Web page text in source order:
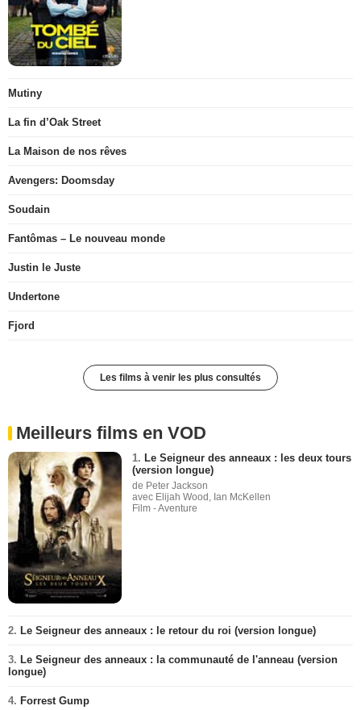
Mutiny
La fin d’Oak Street
La Maison de nos rêves
Avengers: Doomsday
Soudain
Fantômas – Le nouveau monde
Justin le Juste
Undertone
Fjord
Les films à venir les plus consultés
Meilleurs films en VOD
1. Le Seigneur des anneaux : les deux tours
(version longue)
de Peter Jackson
avec Elijah Wood, Ian McKellen
Film - Aventure
2. Le Seigneur des anneaux : le retour du roi (version longue)
3. Le Seigneur des anneaux : la communauté de l'anneau (version
longue)
4. Forrest Gump